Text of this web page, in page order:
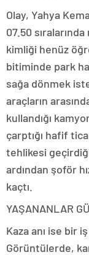
Olay, Yahya
07.50
kimliği henüz
bitiminde park
sağa dönmek
araçların
kullandığı
çarptığı hafif
tehlikesi
ardından şoför
kaçtı.
YAŞANANLAR
Kaza anı ise bir
Görüntülerde,